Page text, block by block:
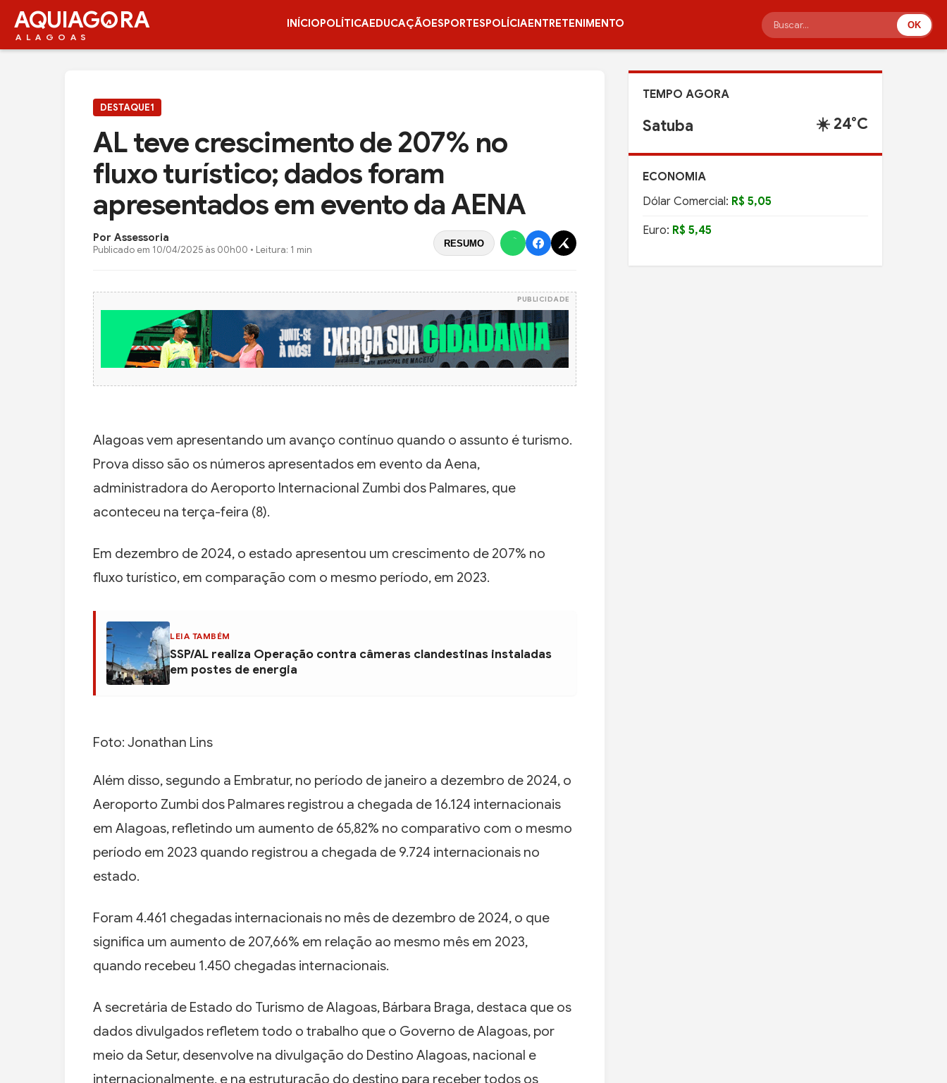
AQUIAG RA
ALAGOAS
INÍCIOPOLÍTICAEDUCAÇÃOESPORTESPOLÍCIAENTRETENIMENTO OK
DESTAQUE1
AL teve crescimento de 207% no
fluxo turístico; dados foram
apresentados em evento da AENA
Por Assessoria
Publicado em 10/04/2025 às 00h00 • Leitura: 1 min
RESUMO
PUBLICIDADE
Alagoas vem apresentando um avanço contínuo quando o assunto é turismo.
Prova disso são os números apresentados em evento da Aena,
administradora do Aeroporto Internacional Zumbi dos Palmares, que
aconteceu na terça-feira (8).
Em dezembro de 2024, o estado apresentou um crescimento de 207% no
fluxo turístico, em comparação com o mesmo período, em 2023.
LEIA TAMBÉM
SSP/AL realiza Operação contra câmeras clandestinas instaladas
em postes de energia
Foto: Jonathan Lins
Além disso, segundo a Embratur, no período de janeiro a dezembro de 2024, o
Aeroporto Zumbi dos Palmares registrou a chegada de 16.124 internacionais
em Alagoas, refletindo um aumento de 65,82% no comparativo com o mesmo
período em 2023 quando registrou a chegada de 9.724 internacionais no
estado.
Foram 4.461 chegadas internacionais no mês de dezembro de 2024, o que
significa um aumento de 207,66% em relação ao mesmo mês em 2023,
quando recebeu 1.450 chegadas internacionais.
A secretária de Estado do Turismo de Alagoas, Bárbara Braga, destaca que os
dados divulgados refletem todo o trabalho que o Governo de Alagoas, por
meio da Setur, desenvolve na divulgação do Destino Alagoas, nacional e
internacionalmente, e na estruturação do destino para receber todos os
TEMPO AGORA
Satuba ☀️ 24°C
ECONOMIA
Dólar Comercial: R$ 5,05
Euro: R$ 5,45